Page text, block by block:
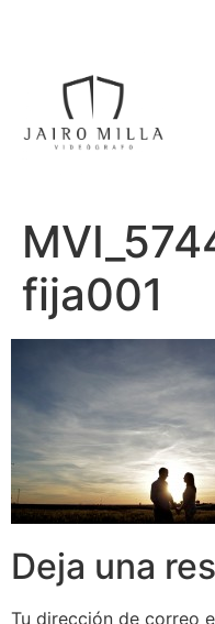
fija001
Deja una
Tu dirección de correo